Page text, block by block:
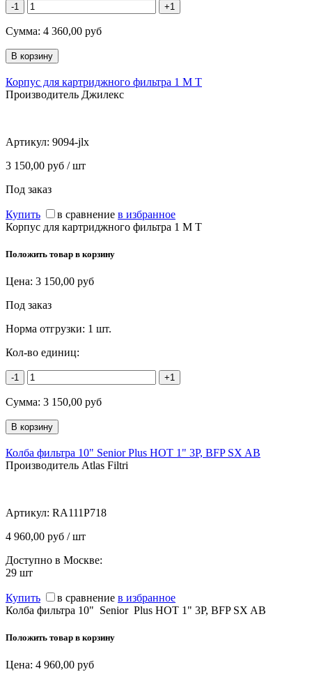
-1 +1
Сумма: 4 360,00 руб
Корпус для картриджного фильтра 1 М Т
Производитель Джилекс
Артикул: 9094-jlx
3 150,00 руб / шт
Под заказ
Купить в сравнение в избранное
Корпус для картриджного фильтра 1 М Т
Положить товар в корзину
Цена: 3 150,00 руб
Под заказ
Норма отгрузки: 1 шт.
Кол-во единиц:
-1 +1
Сумма: 3 150,00 руб
Колба фильтра 10" Senior Plus HOT 1" 3P, BFP SX AB
Производитель Atlas Filtri
Артикул: RA111P718
4 960,00 руб / шт
Доступно в Москве:
29 шт
Купить в сравнение в избранное
Колба фильтра 10" Senior Plus HOT 1" 3P, BFP SX AB
Положить товар в корзину
Цена: 4 960,00 руб